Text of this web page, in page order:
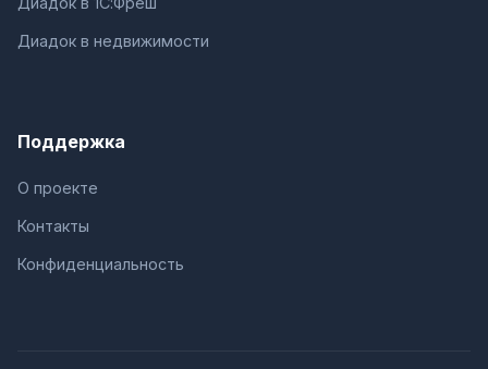
Диадок в недвижимости
Поддержка
О проекте
Контакты
Конфиденциальность